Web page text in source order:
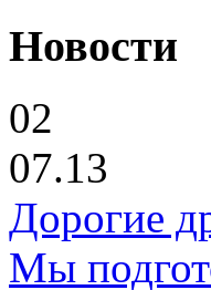
Новости
02
07.13
Дорогие
Мы